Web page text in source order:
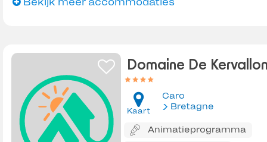
Domaine De
Kaart
Caro
Bretagne
Animatieprogramma